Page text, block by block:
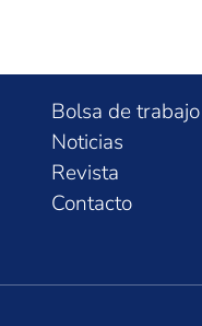
Bolsa de trabajo
Noticias
Revista
Contacto